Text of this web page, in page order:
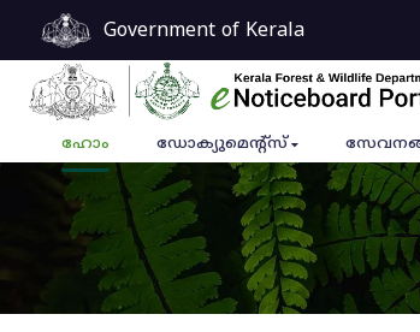
Government of Kerala
ഹോം ഡോക്യുമെൻ്റ്സ്